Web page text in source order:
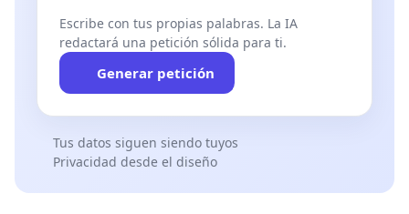
Escribe con tus propias palabras. La IA
redactará una petición sólida para ti.
Generar petición
Tus datos siguen siendo tuyos
Privacidad desde el diseño